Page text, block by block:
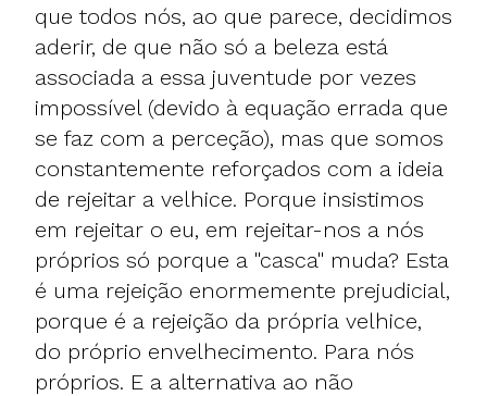
que todos nós, ao que parece, decidimos
aderir, de que não só a beleza está
associada a essa juventude por vezes
impossível (devido à equação errada que
se faz com a perceção), mas que somos
constantemente reforçados com a ideia
de rejeitar a velhice. Porque insistimos
em rejeitar o eu, em rejeitar-nos a nós
próprios só porque a "casca" muda? Esta
é uma rejeição enormemente prejudicial,
porque é a rejeição da própria velhice,
do próprio envelhecimento. Para nós
próprios. E a alternativa ao não